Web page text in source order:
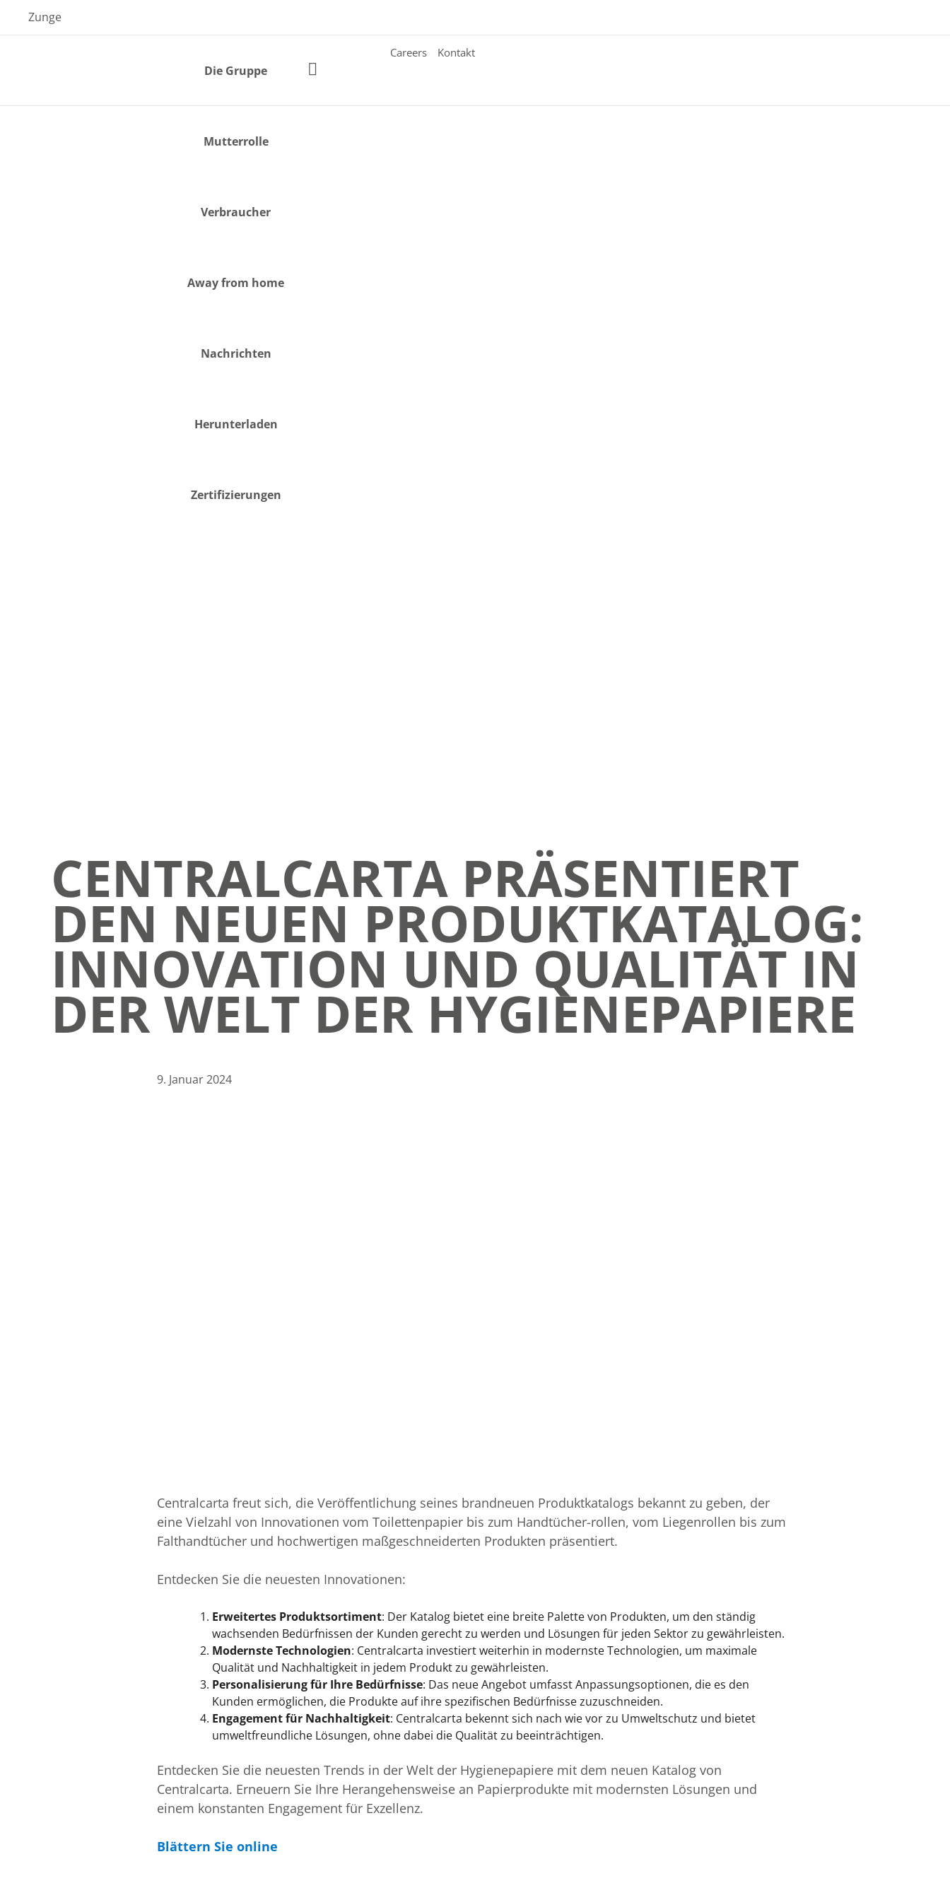
Zunge
Careers Kontakt
Die Gruppe
Mutterrolle
Verbraucher
Away from home
Nachrichten
Herunterladen
Zertifizierungen
CENTRALCARTA PRÄSENTIERT
DEN NEUEN PRODUKTKATALOG:
INNOVATION UND QUALITÄT IN
DER WELT DER HYGIENEPAPIERE
9. Januar 2024
Centralcarta freut sich, die Veröffentlichung seines brandneuen Produktkatalogs bekannt zu geben, der
eine Vielzahl von Innovationen vom Toilettenpapier bis zum Handtücher-rollen, vom Liegenrollen bis zum
Falthandtücher und hochwertigen maßgeschneiderten Produkten präsentiert.
Entdecken Sie die neuesten Innovationen:
Erweitertes Produktsortiment: Der Katalog bietet eine breite Palette von Produkten, um den ständig
wachsenden Bedürfnissen der Kunden gerecht zu werden und Lösungen für jeden Sektor zu gewährleisten.
Modernste Technologien: Centralcarta investiert weiterhin in modernste Technologien, um maximale
Qualität und Nachhaltigkeit in jedem Produkt zu gewährleisten.
Personalisierung für Ihre Bedürfnisse: Das neue Angebot umfasst Anpassungsoptionen, die es den
Kunden ermöglichen, die Produkte auf ihre spezifischen Bedürfnisse zuzuschneiden.
Engagement für Nachhaltigkeit: Centralcarta bekennt sich nach wie vor zu Umweltschutz und bietet
umweltfreundliche Lösungen, ohne dabei die Qualität zu beeinträchtigen.
Entdecken Sie die neuesten Trends in der Welt der Hygienepapiere mit dem neuen Katalog von
Centralcarta. Erneuern Sie Ihre Herangehensweise an Papierprodukte mit modernsten Lösungen und
einem konstanten Engagement für Exzellenz.
Blättern Sie online